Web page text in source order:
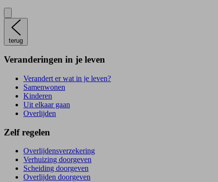
terug
Veranderingen in je leven
Verandert er wat in je leven?
Samenwonen
Kinderen
Uit elkaar gaan
Overlijden
Zelf regelen
Overlijdensverzekering
Verhuizing doorgeven
Scheiding doorgeven
Overlijden doorgeven